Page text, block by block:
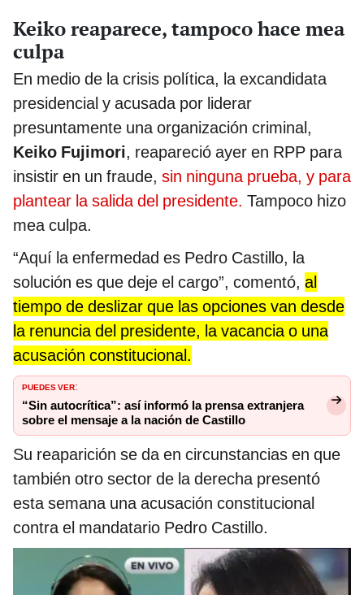
Keiko reaparece, tampoco hace mea
culpa
En medio de la crisis política, la excandidata
presidencial y acusada por liderar
presuntamente una organización criminal,
Keiko Fujimori, reapareció ayer en RPP para
insistir en un fraude, sin ninguna prueba, y para
plantear la salida del presidente. Tampoco hizo
mea culpa.
“Aquí la enfermedad es Pedro Castillo, la
solución es que deje el cargo”, comentó, al
tiempo de deslizar que las opciones van desde
la renuncia del presidente, la vacancia o una
acusación constitucional.
PUEDES VER:
“Sin autocrítica”: así informó la prensa extranjera
sobre el mensaje a la nación de Castillo
Su reaparición se da en circunstancias en que
también otro sector de la derecha presentó
esta semana una acusación constitucional
contra el mandatario Pedro Castillo.